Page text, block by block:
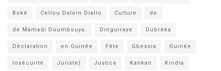
Boké Cellou Dalein Diallo Culture de
de Mamadi Doumbouya. Dinguiraye Dubréka
Déclaration en Guinée Fête Gbessia Guinée
Insécurité Juriste) Justice Kankan Kindia